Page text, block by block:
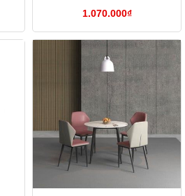
1.070.000₫